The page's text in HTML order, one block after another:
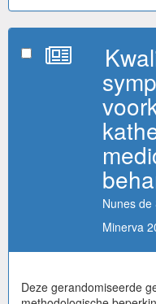
Nunes de
Minerva
Deze gerandomiseerde